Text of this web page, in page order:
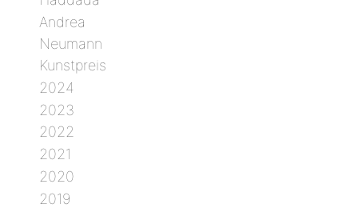
Andrea
Neumann
Kunstpreis
2024
2023
2022
2021
2020
2019